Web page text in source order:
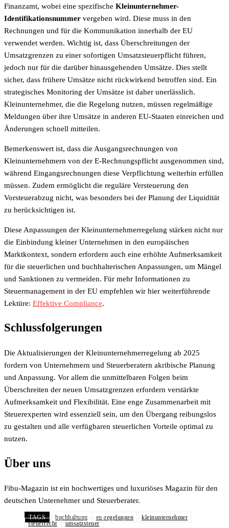
Finanzamt, wobei eine spezifische Kleinunternehmer-
Identifikationsnummer vergeben wird. Diese muss in den
Rechnungen und für die Kommunikation innerhalb der EU
verwendet werden. Wichtig ist, dass Überschreitungen der
Umsatzgrenzen zu einer sofortigen Umsatzsteuerpflicht führen,
jedoch nur für die darüber hinausgehenden Umsätze. Dies stellt
sicher, dass frühere Umsätze nicht rückwirkend betroffen sind. Ein
strategisches Monitoring der Umsätze ist daher unerlässlich.
Kleinunternehmer, die die Regelung nutzen, müssen regelmäßige
Meldungen über ihre Umsätze in anderen EU-Staaten einreichen und
Änderungen schnell mitteilen.
Bemerkenswert ist, dass die Ausgangsrechnungen von
Kleinunternehmern von der E-Rechnungspflicht ausgenommen sind,
während Eingangsrechnungen diese Verpflichtung weiterhin erfüllen
müssen. Zudem ermöglicht die reguläre Versteuerung den
Vorsteuerabzug nicht, was besonders bei der Planung der Liquidität
zu berücksichtigen ist.
Diese Anpassungen der Kleinunternehmerregelung stärken nicht nur
die Einbindung kleiner Unternehmen in den europäischen
Marktkontext, sondern erfordern auch eine erhöhte Aufmerksamkeit
für die steuerlichen und buchhalterischen Anpassungen, um Mängel
und Sanktionen zu vermeiden. Für mehr Informationen zu
Steuermanagement in der EU empfehlen wir hier weiterführende
Lektüre: Effektive Compliance.
Schlussfolgerungen
Die Aktualisierungen der Kleinunternehmerregelung ab 2025
fordern von Unternehmern und Steuerberatern akribische Planung
und Anpassung. Vor allem die unmittelbaren Folgen beim
Überschreiten der neuen Umsatzgrenzen erfordern verstärkte
Aufmerksamkeit und Flexibilität. Eine enge Zusammenarbeit mit
Steuerexperten wird essenziell sein, um den Übergang reibungslos
zu gestalten und alle verfügbaren steuerlichen Vorteile optimal zu
nutzen.
Über uns
Fibu-Magazin ist ein hochwertiges und luxuriöses Magazin für den
deutschen Unternehmer und Steuerberater.
TAGS buchhaltung eu-regelungen
kleinunternehmer
steuerrecht
umsatzsteuer